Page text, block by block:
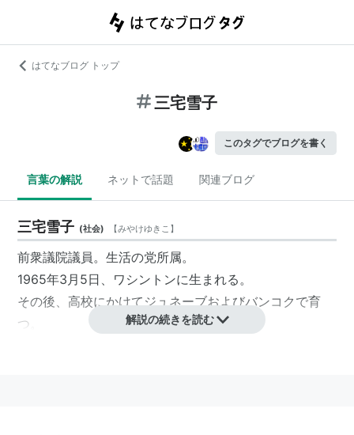
はてなブログ トップ
三宅雪子
このタグでブログを書く
言葉の解説 ネットで話題 関連ブログ
三宅雪子 (社会) 【みやけゆきこ 】
前衆議院議員。生活の党所属。
1965年3月5日、ワシントンに生まれる。
その後、高校にかけてジュネーブおよびバンコクで育
つ。
解説の続きを読む